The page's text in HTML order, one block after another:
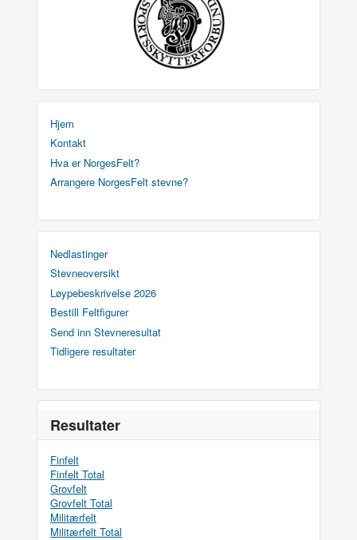
Hjem
Kontakt
Hva er NorgesFelt?
Arrangere NorgesFelt stevne?
Nedlastinger
Stevneoversikt
Løypebeskrivelse 2026
Bestill Feltfigurer
Send inn Stevneresultat
Tidligere resultater
Resultater
Finfelt
Finfelt Total
Grovfelt
Grovfelt Total
Militærfelt
Militærfelt Total